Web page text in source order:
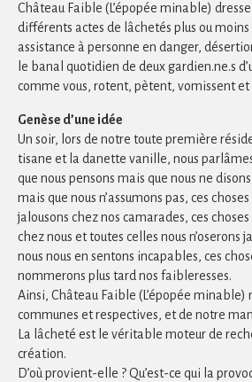
Château Faible (L’épopée minable)
différents actes de lâchetés plus ou moins
assistance à personne en danger,
le banal quotidien de deux gardien.ne.s
comme vous, rotent, pètent, vomissent et
Genèse d’une idée
Un soir, lors de notre toute première
tisane et la danette vanille, nous
que nous pensons mais que nous ne
mais que nous n’assumons pas, ces
jalousons chez nos camarades, ces choses
chez nous et toutes celles nous n’oserons
nous nous en sentons incapables, ces
nommerons plus tard nos faibleresses.
Ainsi, Château Faible (L’épopée minable)
communes et respectives, et de notre
La lâcheté est le véritable moteur de
création.
D’où provient-elle ? Qu’est-ce qui la